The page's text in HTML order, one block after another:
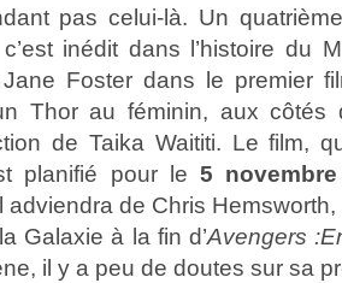
pas celui-là. Un
inédit dans l’histoire du
Foster dans le premier
Thor au féminin, aux côtés
de Taika Waititi. Le film,
planifié pour le 5
adviendra de Chris
Galaxie à la fin d’Avengers
il y a peu de doutes sur sa